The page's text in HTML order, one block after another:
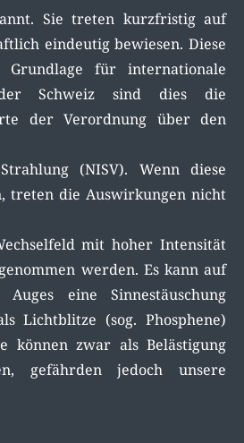
Sie treten kurzfristig auf
eindeutig bewiesen. Diese
für internationale
Schweiz sind dies die
der Verordnung über den
(NISV). Wenn diese
treten die Auswirkungen nicht
mit hoher Intensität
werden. Es kann auf
eine Sinnestäuschung
Lichtblitze (sog. Phosphene)
können zwar als Belästigung
gefährden jedoch unsere